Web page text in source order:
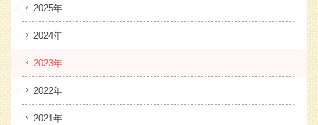
2025年
2024年
2023年
2022年
2021年